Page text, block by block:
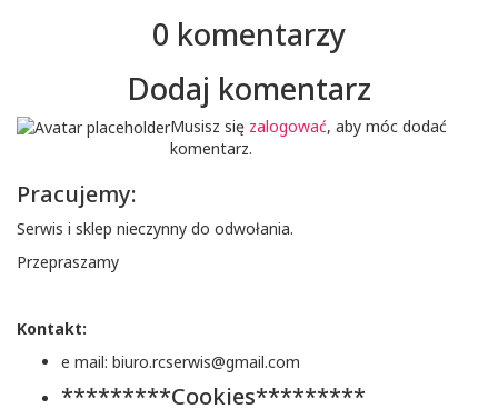
0 komentarzy
Dodaj komentarz
Musisz się zalogować, aby móc dodać
komentarz.
Pracujemy:
Serwis i sklep nieczynny do odwołania.
Przepraszamy
Kontakt:
e mail: biuro.rcserwis@gmail.com
*********Cookies*********